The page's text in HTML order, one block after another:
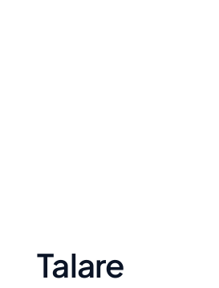
Talare